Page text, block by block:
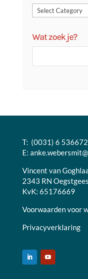
Wat zoek je?
T: (0031) 6
E:
Vincent van
2343 RN
KvK: 65176669
Voorwaarden voor
Privacyverklaring